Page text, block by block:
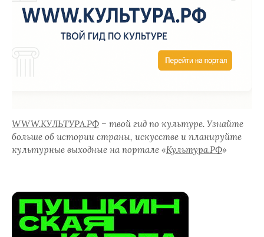
WWW.КУЛЬТУРА.РФ – твой гид по культуре. Узнайте
больше об истории страны, искусстве и планируйте
культурные выходные на портале «Культура.РФ»